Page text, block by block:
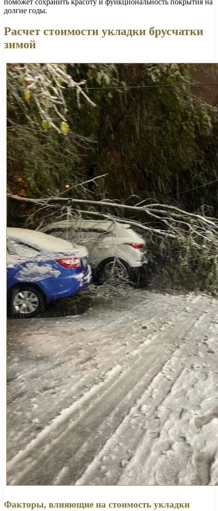
долгие годы.
Расчет стоимости укладки брусчатки
зимой
Факторы, влияющие на стоимость укладки